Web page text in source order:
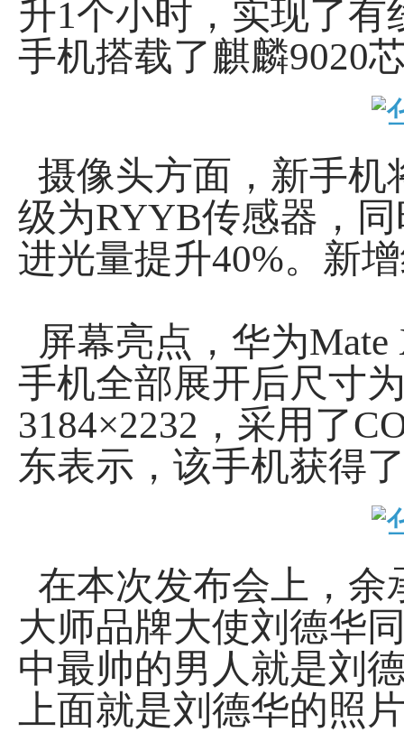
升1个小时，实现了有
手机搭载了麒麟9020
摄像头方面，新手机
级为RYYB传感器，
进光量提升40%。新
屏幕亮点，华为
手机全部展开后尺寸
3184×2232，采用了
东表示，该手机获得
在本次发布会上，余
大师品牌大使刘德华
中最帅的男人就是刘
上面就是刘德华的照